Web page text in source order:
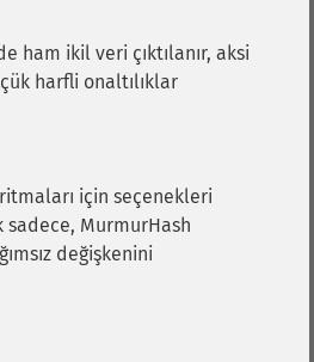
ham ikil veri çıktılanır, aksi
harfli onaltılıklar
için seçenekleri
MurmurHash
değişkenini